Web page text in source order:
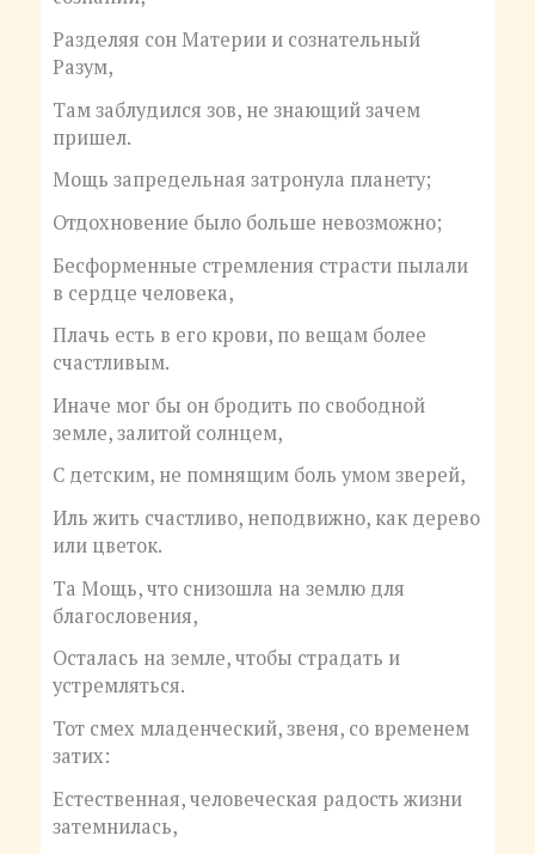
Разделяя сон Материи и сознательный
Разум,
Там заблудился зов, не знающий зачем
пришел.
Мощь запредельная затронула планету;
Отдохновение было больше невозможно;
Бесформенные стремления страсти пылали
в сердце человека,
Плачь есть в его крови, по вещам более
счастливым.
Иначе мог бы он бродить по свободной
земле, залитой солнцем,
С детским, не помнящим боль умом зверей,
Иль жить счастливо, неподвижно, как дерево
или цветок.
Та Мощь, что снизошла на землю для
благословения,
Осталась на земле, чтобы страдать и
устремляться.
Тот смех младенческий, звеня, со временем
затих:
Естественная, человеческая радость жизни
затемнилась,